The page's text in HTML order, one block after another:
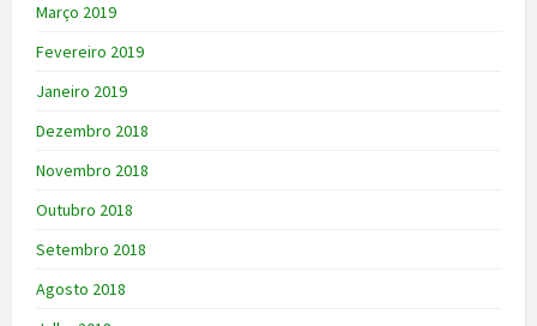
Março 2019
Fevereiro 2019
Janeiro 2019
Dezembro 2018
Novembro 2018
Outubro 2018
Setembro 2018
Agosto 2018